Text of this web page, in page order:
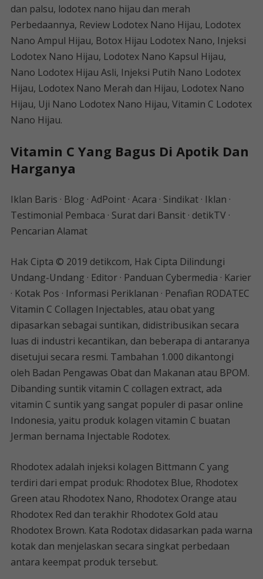
dan palsu, lodotex nano hijau dan merah
Perbedaannya, Review Lodotex Nano Hijau, Lodotex
Nano Ampul Hijau, Botox Hijau Lodotex Nano, Injeksi
Lodotex Nano Hijau, Lodotex Nano Kapsul Hijau,
Nano Lodotex Hijau Asli, Injeksi Putih Nano Lodotex
Hijau, Lodotex Nano Merah dan Hijau, Lodotex Nano
Hijau, Uji Nano Lodotex Nano Hijau, Vitamin C Lodotex
Nano Hijau.
Vitamin C Yang Bagus Di Apotik Dan
Harganya
Iklan Baris · Blog · AdPoint · Acara · Sindikat · Iklan ·
Testimonial Pembaca · Surat dari Bansit · detikTV ·
Pencarian Alamat
Hak Cipta © 2019 detikcom, Hak Cipta Dilindungi
Undang-Undang · Editor · Panduan Cybermedia · Karier
· Kotak Pos · Informasi Periklanan · Penafian RODATEC
Vitamin C Collagen Injectables, atau obat yang
dipasarkan sebagai suntikan, didistribusikan secara
luas di industri kecantikan, dan beberapa di antaranya
disetujui secara resmi. Tambahan 1.000 dikantongi
oleh Badan Pengawas Obat dan Makanan atau BPOM.
Dibanding suntik vitamin C collagen extract, ada
vitamin C suntik yang sangat populer di pasar online
Indonesia, yaitu produk kolagen vitamin C buatan
Jerman bernama Injectable Rodotex.
Rhodotex adalah injeksi kolagen Bittmann C yang
terdiri dari empat produk: Rhodotex Blue, Rhodotex
Green atau Rhodotex Nano, Rhodotex Orange atau
Rhodotex Red dan terakhir Rhodotex Gold atau
Rhodotex Brown. Kata Rodotax didasarkan pada warna
kotak dan menjelaskan secara singkat perbedaan
antara keempat produk tersebut.